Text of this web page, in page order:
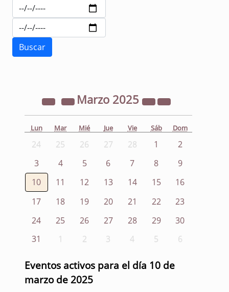
Marzo 2025
Lun Mar Mié Jue Vie Sáb Dom
24 25 26 27 28 1
2
3
4 5 6 7 8
9
10
11 12 13 14 15
16
17
18 19 20 21 22
23
24
25 26 27 28 29
30
31
1 2 3 4 5 6
Eventos activos para el día 10 de
marzo de 2025